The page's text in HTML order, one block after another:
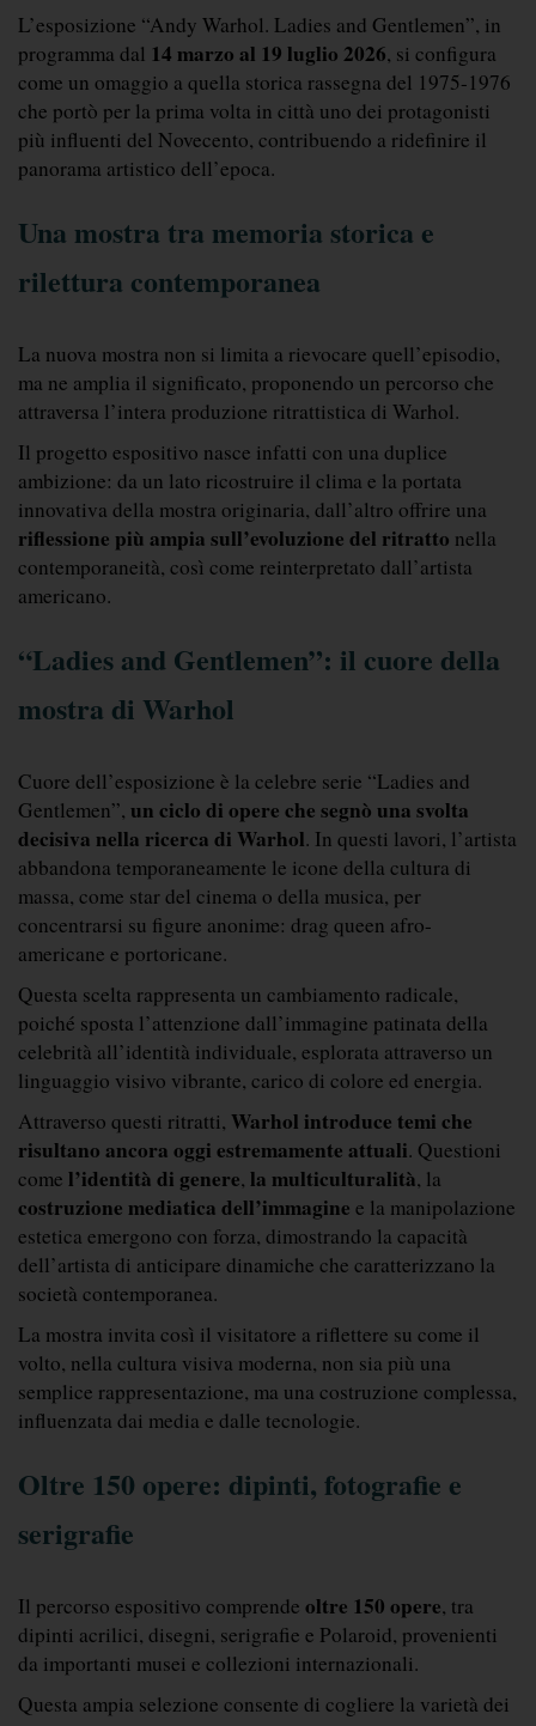
L’esposizione “Andy Warhol. Ladies and Gentlemen”, in
programma dal 14 marzo al 19 luglio 2026, si configura
come un omaggio a quella storica rassegna del 1975-1976
che portò per la prima volta in città uno dei protagonisti
più influenti del Novecento, contribuendo a ridefinire il
panorama artistico dell’epoca.
Una mostra tra memoria storica e
rilettura contemporanea
La nuova mostra non si limita a rievocare quell’episodio,
ma ne amplia il significato, proponendo un percorso che
attraversa l’intera produzione ritrattistica di Warhol.
Il progetto espositivo nasce infatti con una duplice
ambizione: da un lato ricostruire il clima e la portata
riflessione più ampia sull’evoluzione del ritratto nella
contemporaneità, così come reinterpretato dall’artista
americano.
“Ladies and Gentlemen”: il cuore della
mostra di Warhol
Cuore dell’esposizione è la celebre serie “Ladies and
Gentlemen”, un ciclo di opere che segnò una svolta
decisiva nella ricerca di Warhol. In questi lavori, l’artista
abbandona temporaneamente le icone della cultura di
massa, come star del cinema o della musica, per
concentrarsi su figure anonime: drag queen afro-
americane e portoricane.
Questa scelta rappresenta un cambiamento radicale,
poiché sposta l’attenzione dall’immagine patinata della
celebrità all’identità individuale, esplorata attraverso un
linguaggio visivo vibrante, carico di colore ed energia.
Attraverso questi ritratti, Warhol introduce temi che
risultano ancora oggi estremamente attuali. Questioni
come l’identità di genere, la multiculturalità
costruzione mediatica dell’immagine e la manipolazione
estetica emergono con forza, dimostrando la capacità
dell’artista di anticipare dinamiche che caratterizzano la
società contemporanea.
La mostra invita così il visitatore a riflettere su come il
volto, nella cultura visiva moderna, non sia più una
semplice rappresentazione, ma una costruzione complessa,
influenzata dai media e dalle tecnologie.
Oltre 150 opere: dipinti, fotografie e
serigrafie
Il percorso espositivo comprende oltre 150 opere, tra
dipinti acrilici, disegni, serigrafie e Polaroid, provenienti
da importanti musei e collezioni internazionali.
Questa ampia selezione consente di cogliere la varietà dei